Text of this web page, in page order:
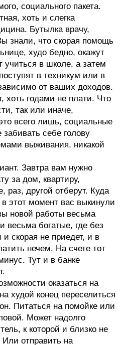
социального пакета.
хоть и слегка
Бутылка врачу,
знали, что скорая помощь
худо бедно, окажут
учиться в школе, а затем
в техникум или в
от ваших доходов.
хоть годами не плати. Что
так или иначе,
всего лишь, социальные
себе голову
выживания, никакой
Завтра вам нужно
за дом, квартиру,
раз, другой отберут. Куда
этот момент вас выкинули
новой работы весьма
весьма богатые, где без
скорая не приедет, и в
нечем. На счете тот
Тут и в банке
оказаться на
худой конец переселиться
Питаться на помойке или
Может надолго
к которой и близко не
отправить на